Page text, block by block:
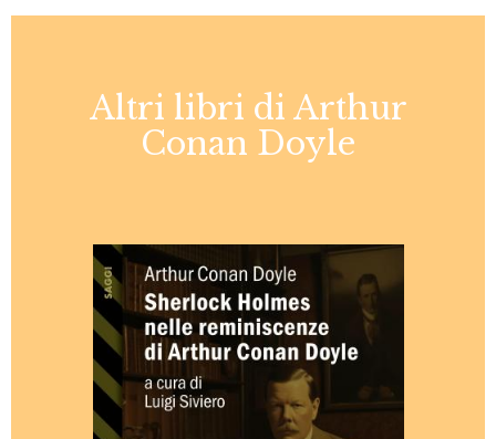
Altri libri di Arthur
Conan Doyle